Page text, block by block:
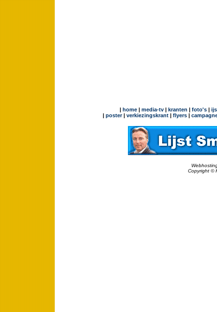
| home| media-tv| kranten | foto's|
| poster| verkiezingskrant | flyers |
Copyright ©